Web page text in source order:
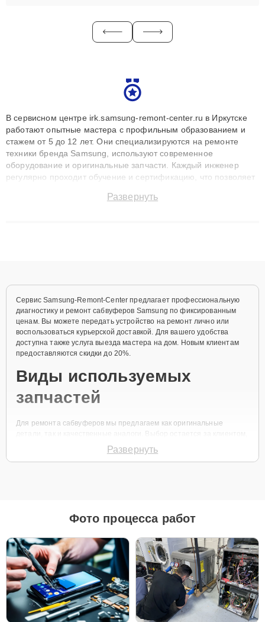
В сервисном центре irk.samsung-remont-center.ru в Иркутске
работают опытные мастера с профильным образованием и
стажем от 5 до 12 лет. Они специализируются на ремонте
техники бренда Samsung, используют современное
оборудование и оригинальные запчасти. Каждый инженер
регулярно проходит обучение и сертификацию, что позволяет
технику с сохранением гарантии до 3 лет. Наши мастера
Развернуть
Сервис Samsung-Remont-Center предлагает профессиональную
диагностику и ремонт сабвуферов Samsung по фиксированным
ценам. Вы можете передать устройство на ремонт лично или
воспользоваться курьерской доставкой. Для вашего удобства
доступна также услуга выезда мастера на дом. Новым клиентам
предоставляются скидки до 20%.
Виды используемых
запчастей
Для ремонта сабвуферов мы предлагаем как оригинальные
детали, так и качественные аналоги. Выбор остается за клиентом,
исходя из его предпочтений и потребностей.
Рекомендации по выбору запчастей:
Аналоги могут быть хорошим решением, если
планируется заменить в ближайшее время.
Все используемые запчасти соответствуют высоким стандартам
качества и обеспечивают надежную работу техники после
ремонта.
Модели сабвуферов
Развернуть
Фото процесса работ